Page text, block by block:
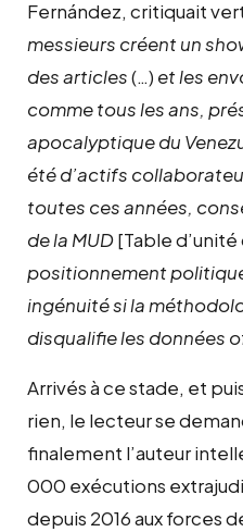
Fernández, critiquait
messieurs créent un
des articles(…) et les
comme tous les ans,
apocalyptique du
été d’actifs
toutes ces années,
de la MUD[Table
positionnement
ingénuité si la
disqualifie les données
Arrivés à ce stade, et
rien, le lecteur se
finalement l’auteur
000 exécutions
depuis 2016 aux forces